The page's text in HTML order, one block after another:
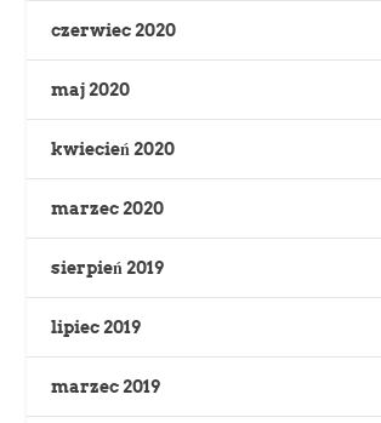
czerwiec 2020
maj 2020
kwiecień 2020
marzec 2020
sierpień 2019
lipiec 2019
marzec 2019